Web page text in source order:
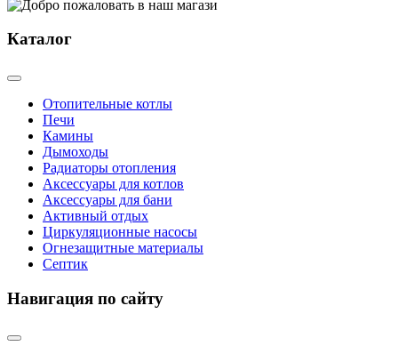
Каталог
Отопительные котлы
Печи
Камины
Дымоходы
Радиаторы отопления
Аксессуары для котлов
Аксессуары для бани
Активный отдых
Циркуляционные насосы
Огнезащитные материалы
Септик
Навигация по сайту